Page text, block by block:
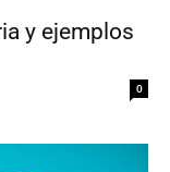
y ejemplos
0